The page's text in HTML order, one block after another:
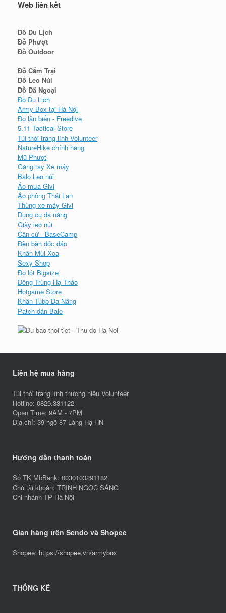
Web liên kết
Đồ Du Lịch
Đồ Phượt
Đồ Outdoor
Đồ Cắm Trại
Đồ Leo Núi
Đồ Dã Ngoại
Đồ Du Lịch
Army Box tại Hà Nội
Đồ lặn biển - Freedive
5.11 Tactical Store
Túi thời trang lính Volunteer
NatureHike chính hãng
Mũ Phượt
Găng tay Xe máy
Balo Leo núi
Áo mưa Givi
Áo phông Thái Lan
Thùng xe máy Givi
Dụng cụ đa năng
Giày leo núi
Căn cứ - BaseCamp
Đèn bàn độc đáo
Khăn Mùi Xoa
Sexy Shop
Đồ lót Bigsize
Đông Trùng Hạ Thảo
Hotgame Store
Khăn Tubb Đa Năng
Patch dán Balo
Liên hệ mua hàng
Túi thời trang lính thương hiệu Volunteer
Hotline: 0829.331122
Open Time: 9AM - 7PM
Địa chỉ: 39 ngõ 87 Láng Hạ HN
Hướng dẫn thanh toán
Số TK MbBank: 0030103291182
Chủ tài khoản: TRỊNH NGỌC SÁNG
Chi nhánh TP Hà Nội
Gian hàng trên Sendo và Shopee
Shopee: https://shopee.vn/armybox
THỐNG KÊ